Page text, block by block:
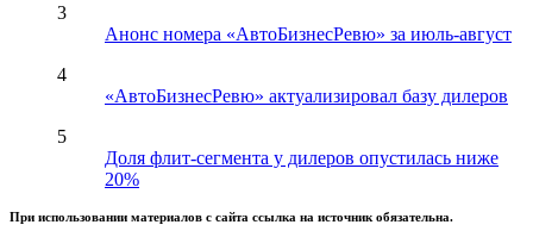
3
Анонс номера «АвтоБизнесРевю» за июль-август
4
«АвтоБизнесРевю» актуализировал базу дилеров
5
Доля флит-сегмента у дилеров опустилась ниже
20%
При использовании материалов с сайта ссылка на источник обязательна.